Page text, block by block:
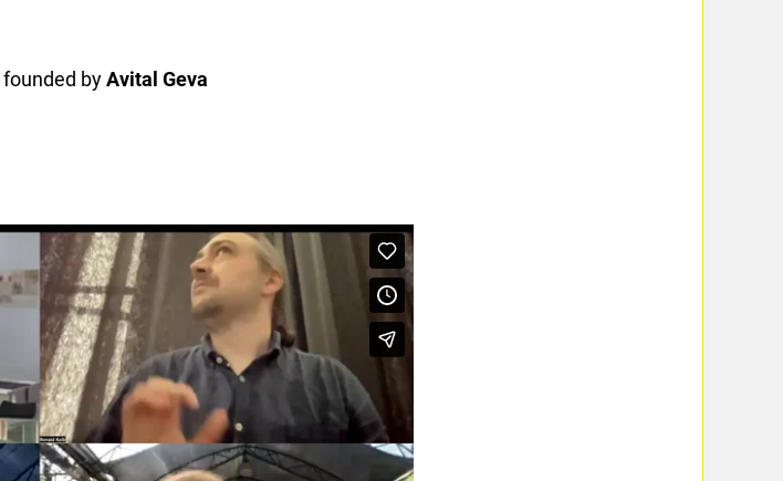
founded byAvital Geva